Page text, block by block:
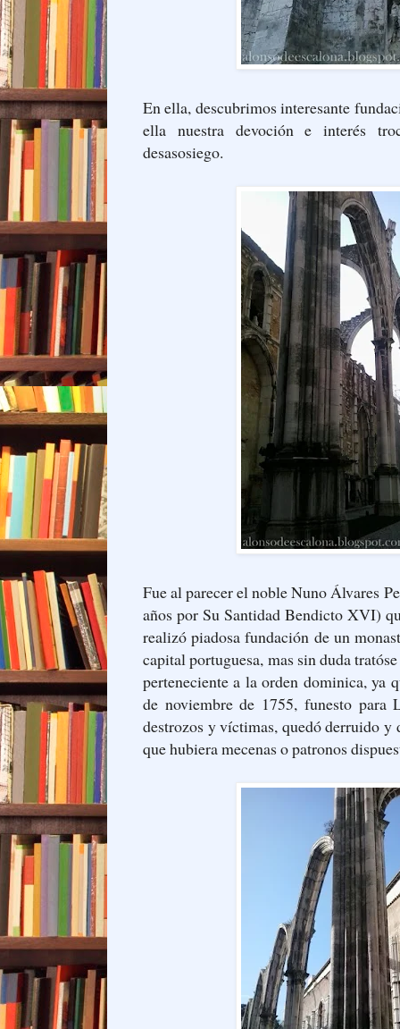
En ella, descubrimos interesante
ella nuestra devoción e interés
desasosiego.
Fue al parecer el noble Nuno Álvares
años por Su Santidad Bendicto XVI)
realizó piadosa fundación de un
capital portuguesa, mas sin duda
perteneciente a la orden dominica, ya
de noviembre de 1755, funesto para
destrozos y víctimas, quedó derruido y
que hubiera mecenas o patronos